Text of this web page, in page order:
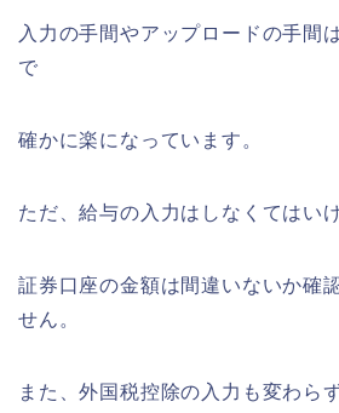
入力の手間やアップロードの手間
で
確かに楽になっています。
ただ、給与の入力はしなくてはい
証券口座の金額は間違いないか確
せん。
また、外国税控除の入力も変わら